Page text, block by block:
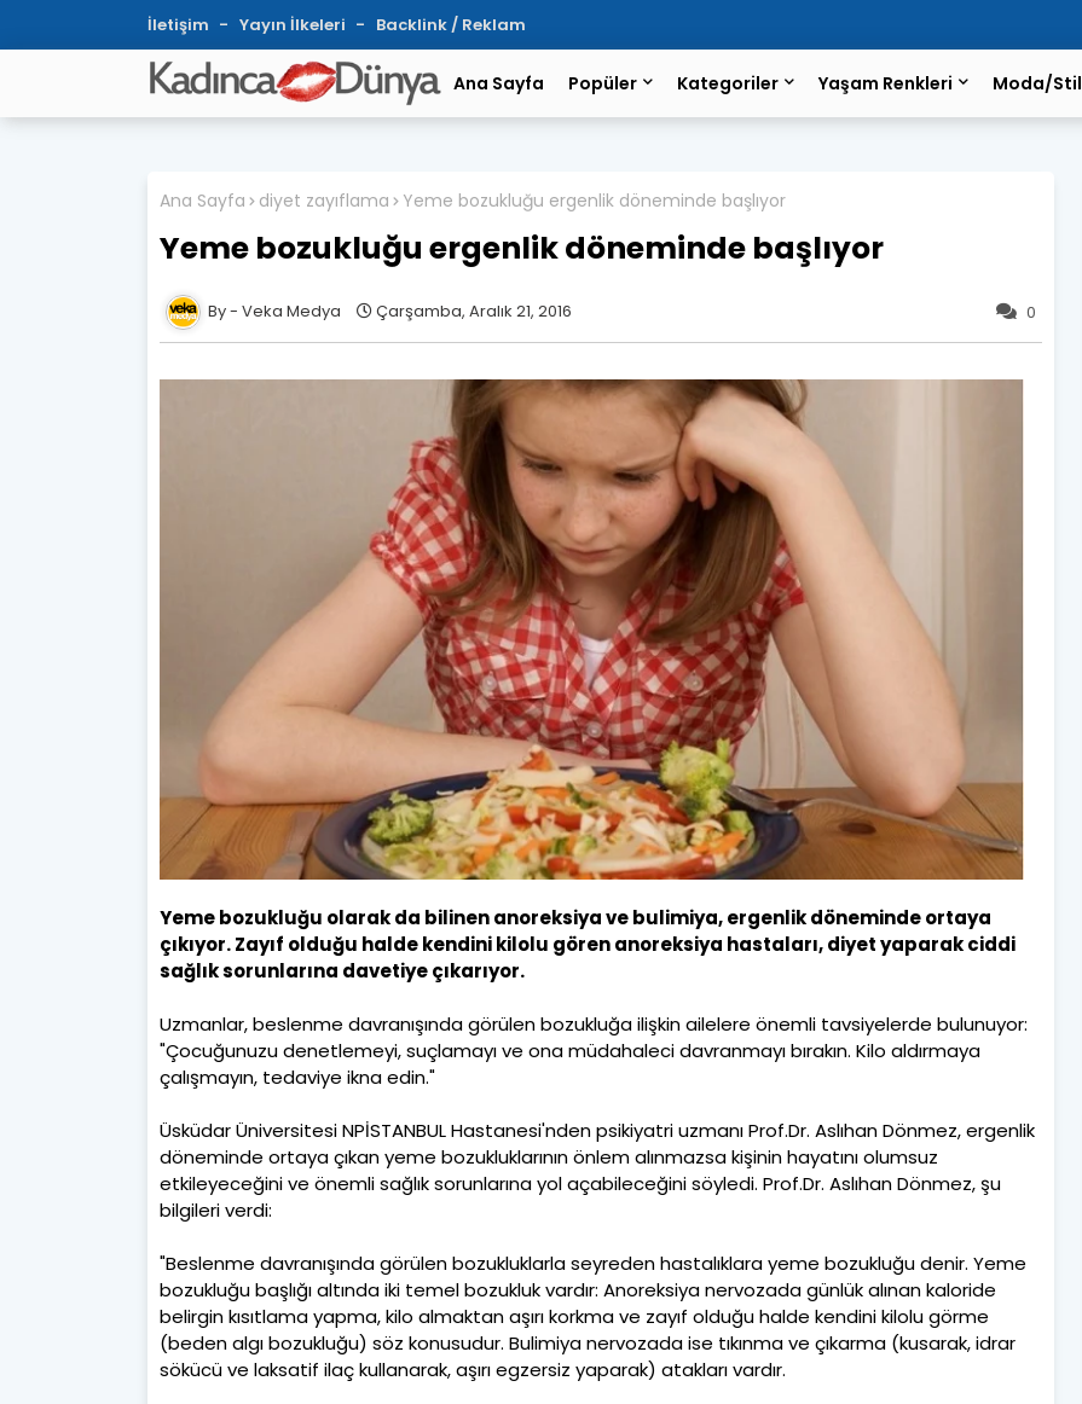
İletişim Yayın İlkeleri Backlink / Reklam
Ana Sayfa Popüler Kategoriler Yaşam Renkleri Moda/Stil
Ana Sayfa diyet zayıflama Yeme bozukluğu ergenlik döneminde başlıyor
Yeme bozukluğu ergenlik döneminde başlıyor
0
Veka Medya Çarşamba, Aralık 21, 2016
Yeme bozukluğu olarak da bilinen anoreksiya ve bulimiya, ergenlik döneminde ortaya
çıkıyor. Zayıf olduğu halde kendini kilolu gören anoreksiya hastaları, diyet yaparak ciddi
sağlık sorunlarına davetiye çıkarıyor.
Uzmanlar, beslenme davranışında görülen bozukluğa ilişkin ailelere önemli tavsiyelerde bulunuyor:
"Çocuğunuzu denetlemeyi, suçlamayı ve ona müdahaleci davranmayı bırakın. Kilo aldırmaya
çalışmayın, tedaviye ikna edin."
Üsküdar Üniversitesi NPİSTANBUL Hastanesi'nden psikiyatri uzmanı Prof.Dr. Aslıhan Dönmez, ergenlik
döneminde ortaya çıkan yeme bozukluklarının önlem alınmazsa kişinin hayatını olumsuz
etkileyeceğini ve önemli sağlık sorunlarına yol açabileceğini söyledi. Prof.Dr. Aslıhan Dönmez, şu
bilgileri verdi:
"Beslenme davranışında görülen bozukluklarla seyreden hastalıklara yeme bozukluğu denir. Yeme
bozukluğu başlığı altında iki temel bozukluk vardır: Anoreksiya nervozada günlük alınan kaloride
belirgin kısıtlama yapma, kilo almaktan aşırı korkma ve zayıf olduğu halde kendini kilolu görme
(beden algı bozukluğu) söz konusudur. Bulimiya nervozada ise tıkınma ve çıkarma (kusarak, idrar
sökücü ve laksatif ilaç kullanarak, aşırı egzersiz yaparak) atakları vardır.